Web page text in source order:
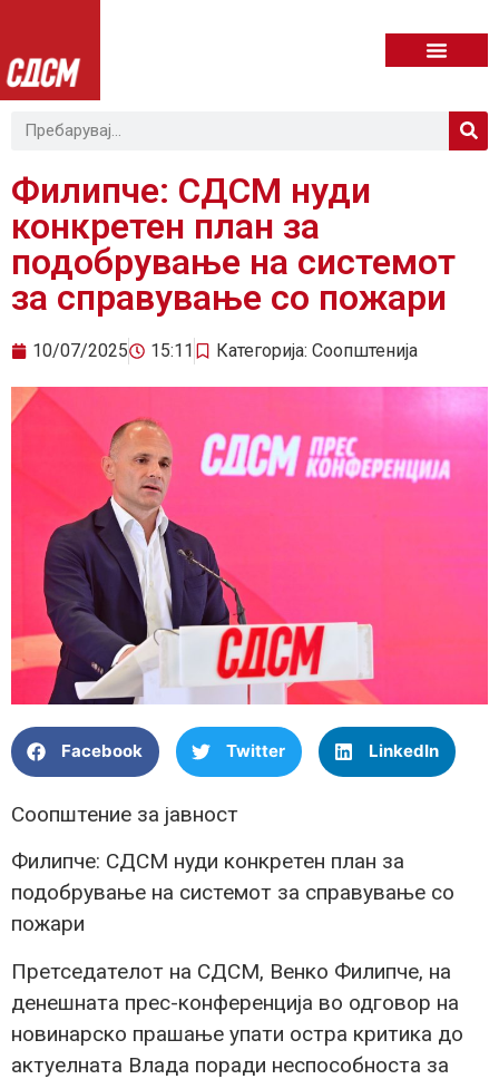
Филипче: СДСМ нуди
конкретен план за
подобрување на системот
за справување со пожари
10/07/2025 15:11 Категорија: Соопштенија
Facebook Twitter LinkedIn
Соопштение за јавност
Филипче: СДСМ нуди конкретен план за
подобрување на системот за справување со
пожари
Претседателот на СДСМ, Венко Филипче, на
денешната прес-конференција во одговор на
новинарско прашање упати остра критика до
актуелната Влада поради неспособноста за